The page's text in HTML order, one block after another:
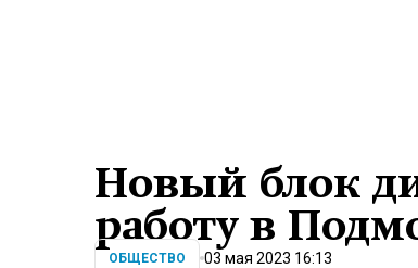
Новый блок
работу в
ОБЩЕСТВО 03 мая 2023 16:13